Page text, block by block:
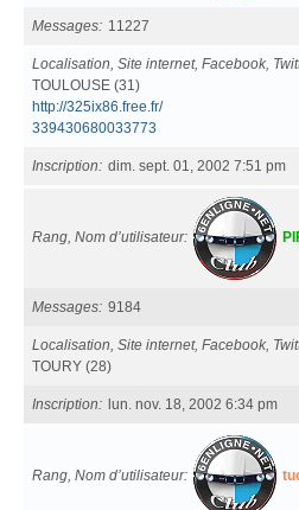
Messages 11227
Localisation, Site internet, Facebook,
TOULOUSE (31)
http://325ix86.free.fr/
339430680033773
Inscription dim. sept. 01, 2002 7:51 pm
Rang, Nom d’utilisateur
Messages 9184
Localisation, Site internet, Facebook,
TOURY (28)
Inscription lun. nov. 18, 2002 6:34 pm
Rang, Nom d’utilisateur